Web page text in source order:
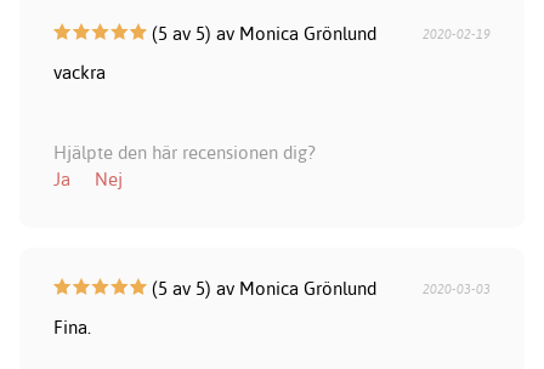
(5 av 5) av Monica Grönlund 2020-02-19
vackra
Hjälpte den här recensionen dig?
Ja
Nej
(5 av 5) av Monica Grönlund 2020-03-03
Fina.